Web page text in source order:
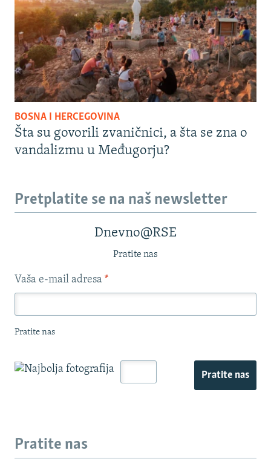
BOSNA I HERCEGOVINA
Šta su govorili zvaničnici, a šta se zna o
vandalizmu u Međugorju?
Pretplatite se na naš newsletter
Dnevno@RSE
Pratite nas
Vaša e-mail adresa *
Pratite nas
Pratite nas
Pratite nas